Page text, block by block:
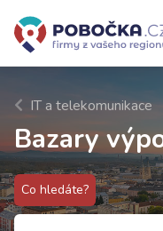
IT a telekomunikace
Bazary
Co hledáte?